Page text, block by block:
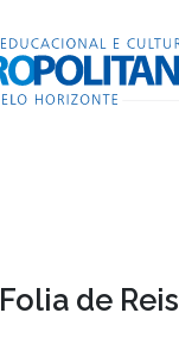
Folia de Reis